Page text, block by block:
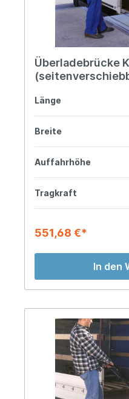
Überladebrücke
Länge
Breite
Auffahrhöhe
Tragkraft
551,68 €*
In den